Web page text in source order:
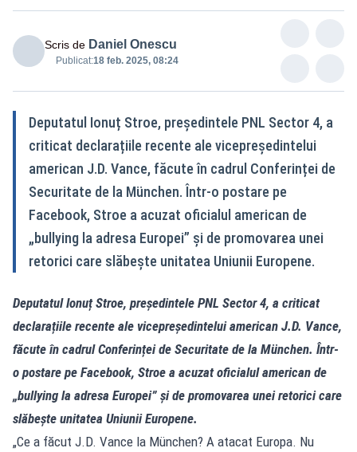
Scris de Daniel Onescu
Publicat:18 feb. 2025, 08:24
Deputatul Ionuț Stroe, președintele PNL Sector 4, a
criticat declarațiile recente ale vicepreședintelui
american J.D. Vance, făcute în cadrul Conferinței de
Securitate de la München. Într-o postare pe
Facebook, Stroe a acuzat oficialul american de
„bullying la adresa Europei” și de promovarea unei
retorici care slăbește unitatea Uniunii Europene.
Deputatul Ionuț Stroe, președintele PNL Sector 4, a criticat
declarațiile recente ale vicepreședintelui american J.D. Vance,
făcute în cadrul Conferinței de Securitate de la München. Într-
o postare pe Facebook, Stroe a acuzat oficialul american de
„bullying la adresa Europei” și de promovarea unei retorici care
slăbește unitatea Uniunii Europene.
„Ce a făcut J.D. Vance la München? A atacat Europa. Nu